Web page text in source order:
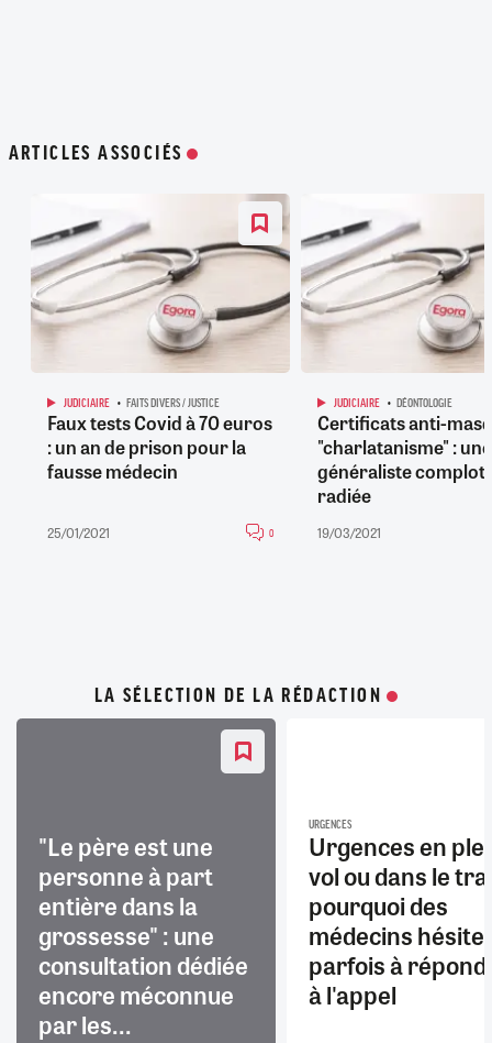
ARTICLES ASSOCIÉS
JUDICIAIRE FAITS DIVERS / JUSTICE
Faux tests Covid à 70 euros
: un an de prison pour la
fausse médecin
25/01/2021 0
JUDICIAIRE DÉONTOLOGIE
Certificats anti-
"charlatanisme" : une
généraliste
radiée
19/03/2021
LA SÉLECTION DE LA RÉDACTION
"Le père est une
personne à part
entière dans la
grossesse" : une
consultation dédiée
encore méconnue
par les...
URGENCES
Urgences en
vol ou dans le
pourquoi des
médecins
parfois à
à l'appel